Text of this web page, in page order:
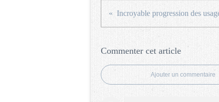
Commenter cet article
Ajouter un commentaire